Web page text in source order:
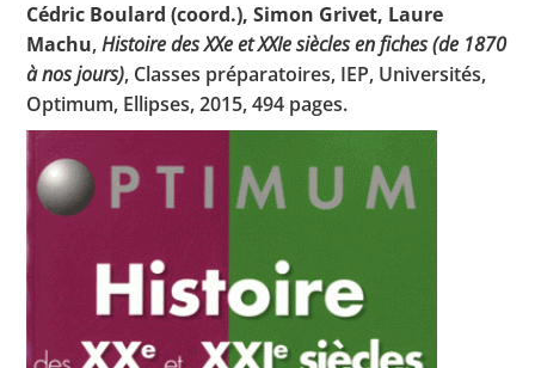
Toutes les actualités
Concours de recrutement
Conférences, tables rondes
Critique d’ouvrages publiés
Cédric Boulard (coord.), Simon Grivet, Laure
Machu,Histoire des XXe et XXIe siècles en fiches (de 1870
à nos jours), Classes préparatoires, IEP, Universités,
Optimum, Ellipses, 2015, 494 pages.